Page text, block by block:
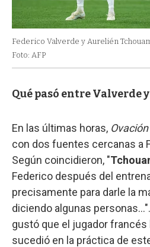
Federico Valverde y Aurelién
Foto: AFP
Qué pasó entre Valverde
En las últimas horas, Ovación
con dos fuentes cercanas a
Según coincidieron, "
Federico después del
precisamente para darle la
diciendo algunas
gustó que el jugador francés
sucedió en la práctica de